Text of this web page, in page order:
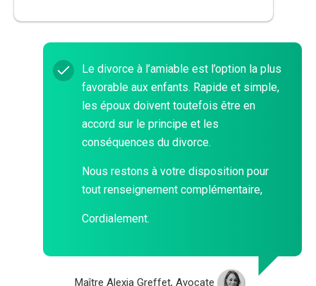
Le divorce à l’amiable est l’option la plus
favorable aux enfants. Rapide et simple,
les époux doivent toutefois être en
accord sur le principe et les
conséquences du divorce.
Nous restons à votre disposition pour
tout renseignement complémentaire,
Cordialement.
Maître Alexia Greffet, Avocate